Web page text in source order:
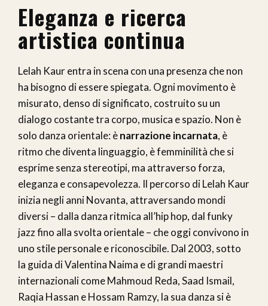
Eleganza e ricerca
artistica continua
Lelah Kaur entra in scena con una presenza che non
ha bisogno di essere spiegata. Ogni movimento è
misurato, denso di significato, costruito su un
dialogo costante tra corpo, musica e spazio. Non è
solo danza orientale: ènarrazione incarnata, è
ritmo che diventa linguaggio, è femminilità che si
esprime senza stereotipi, ma attraverso forza,
eleganza e consapevolezza. Il percorso di Lelah Kaur
inizia negli anni Novanta, attraversando mondi
diversi – dalla danza ritmica all’hip hop, dal funky
jazz fino alla svolta orientale – che oggi convivono in
uno stile personale e riconoscibile. Dal 2003, sotto
la guida di Valentina Naima e di grandi maestri
internazionali come Mahmoud Reda, Saad Ismail,
Raqia Hassan e Hossam Ramzy, la sua danza si è